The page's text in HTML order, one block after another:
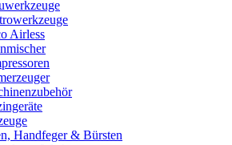
Airless
Handfeger & Bürsten